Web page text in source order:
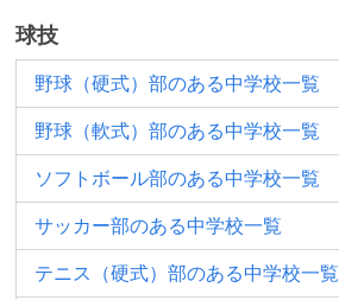
球技
野球（硬式）部のある中学校一覧
野球（軟式）部のある中学校一覧
ソフトボール部のある中学校一覧
サッカー部のある中学校一覧
テニス（硬式）部のある中学校一覧